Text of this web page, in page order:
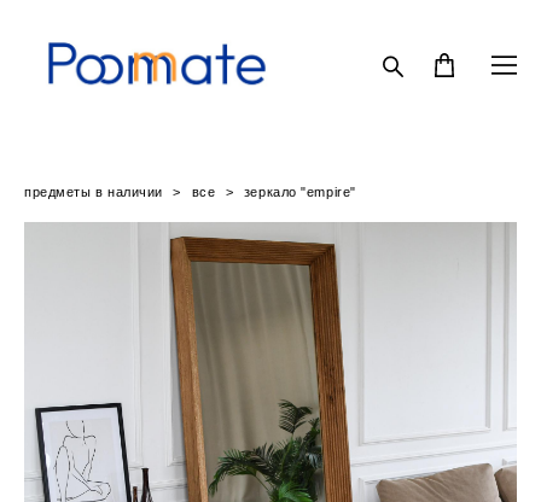
предметы в наличии > все > зеркало "empire"